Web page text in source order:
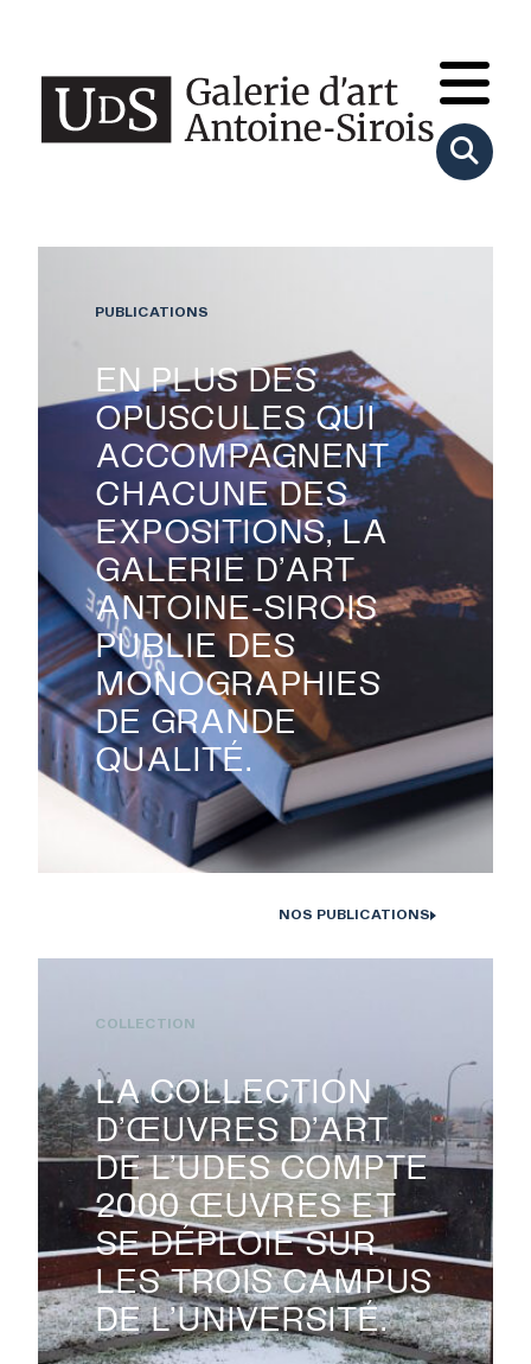

Monographies Solstice de Bertrand Carrière et Isabelle Hayeur.
EN PLUS DES
OPUSCULES QUI
ACCOMPAGNENT
CHACUNE DES
EXPOSITIONS, LA
GALERIE D’ART
ANTOINE-SIROIS
PUBLIE DES
MONOGRAPHIES
DE GRANDE
QUALITÉ.
PUBLICATIONS
NOS PUBLICATIONS
LA COLLECTION
D’ŒUVRES D’ART
DE L’UDES COMPTE
2000 ŒUVRES ET
SE DÉPLOIE SUR
LES TROIS CAMPUS
DE L’UNIVERSITÉ.
COLLECTION